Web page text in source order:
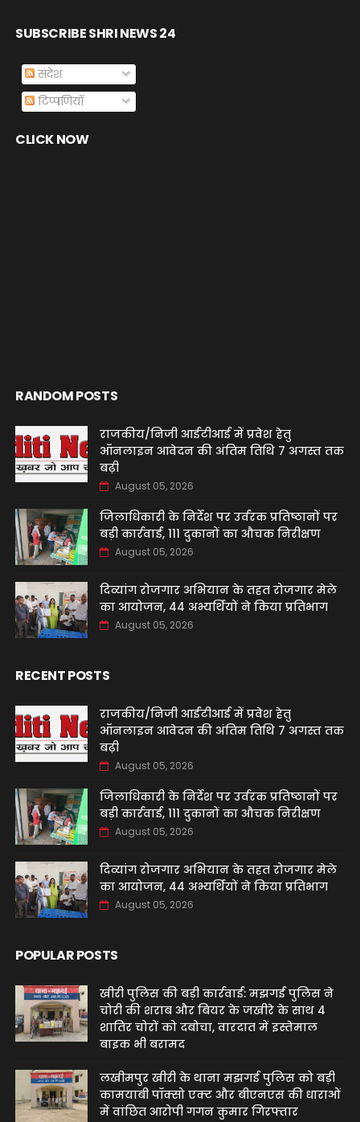
SUBSCRIBE SHRI NEWS 24
संदेश
टिप्पणियाँ
CLICK NOW
RANDOM POSTS
राजकीय/निजी आईटीआई में प्रवेश हेतु
ऑनलाइन आवेदन की अंतिम तिथि 7 अगस्त तक
बढ़ी
August 05, 2026
जिलाधिकारी के निर्देश पर उर्वरक प्रतिष्ठानों पर
बड़ी कार्रवाई, 111 दुकानों का औचक निरीक्षण
August 05, 2026
दिव्यांग रोजगार अभियान के तहत रोजगार मेले
का आयोजन, 44 अभ्यर्थियों ने किया प्रतिभाग
August 05, 2026
RECENT POSTS
राजकीय/निजी आईटीआई में प्रवेश हेतु
ऑनलाइन आवेदन की अंतिम तिथि 7 अगस्त तक
बढ़ी
August 05, 2026
जिलाधिकारी के निर्देश पर उर्वरक प्रतिष्ठानों पर
बड़ी कार्रवाई, 111 दुकानों का औचक निरीक्षण
August 05, 2026
दिव्यांग रोजगार अभियान के तहत रोजगार मेले
का आयोजन, 44 अभ्यर्थियों ने किया प्रतिभाग
August 05, 2026
POPULAR POSTS
खीरी पुलिस की बड़ी कार्रवाई: मझगई पुलिस ने
चोरी की शराब और बियर के जखीरे के साथ 4
शातिर चोरों को दबोचा, वारदात में इस्तेमाल
बाइक भी बरामद
लखीमपुर खीरी के थाना मझगई पुलिस को बड़ी
कामयाबी पॉक्सो एक्ट और बीएनएस की धाराओं
में वांछित आरोपी गगन कुमार गिरफ्तार